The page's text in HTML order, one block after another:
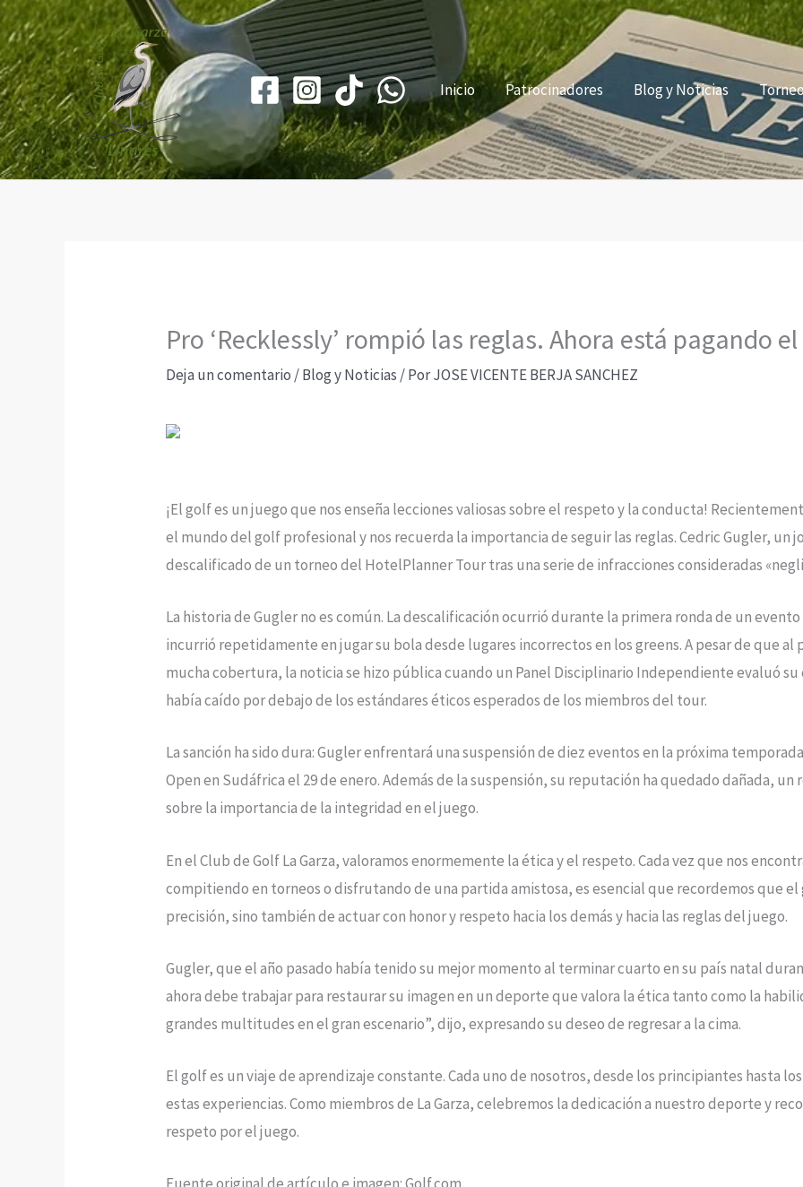
Ir
al
contenido
Inicio
Patrocinadores Blog y Noticias
Pro ‘Recklessly’ rompió las reglas. Ahora está pagando
Deja un comentario /Blog y Noticias / PorJOSE VICENTE BERJA SANCHEZ
¡El golf es un juego que nos enseña lecciones valiosas sobre el respeto y la conducta!
el mundo del golf profesional y nos recuerda la importancia de seguir las reglas. Cedric Gugler, un
descalificado de un torneo del HotelPlanner Tour tras una serie de infracciones consideradas
La historia de Gugler no es común. La descalificación ocurrió durante la primera ronda de un
incurrió repetidamente en jugar su bola desde lugares incorrectos en los greens. A pesar de que
mucha cobertura, la noticia se hizo pública cuando un Panel Disciplinario Independiente evaluó
había caído por debajo de los estándares éticos esperados de los miembros del tour.
La sanción ha sido dura: Gugler enfrentará una suspensión de diez eventos en la próxima
Open en Sudáfrica el 29 de enero. Además de la suspensión, su reputación ha quedado dañada,
sobre la importancia de la integridad en el juego.
En el Club de Golf La Garza, valoramos enormemente la ética y el respeto. Cada vez que nos
compitiendo en torneos o disfrutando de una partida amistosa, es esencial que recordemos que
precisión, sino también de actuar con honor y respeto hacia los demás y hacia las reglas del juego.
Gugler, que el año pasado había tenido su mejor momento al terminar cuarto en su país natal
ahora debe trabajar para restaurar su imagen en un deporte que valora la ética tanto como la
grandes multitudes en el gran escenario”, dijo, expresando su deseo de regresar a la cima.
El golf es un viaje de aprendizaje constante. Cada uno de nosotros, desde los principiantes hasta
estas experiencias. Como miembros de La Garza, celebremos la dedicación a nuestro deporte y
respeto por el juego.